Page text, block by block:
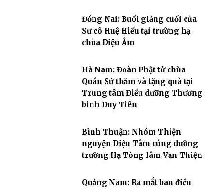
Đồng Nai: Buổi giảng cuối của
Sư cô Huệ Hiếu tại trường hạ
chùa Diệu Âm
Hà Nam: Đoàn Phật tử chùa
Quán Sứ thăm và tặng quà tại
Trung tâm Điều dưỡng Thương
binh Duy Tiên
Bình Thuận: Nhóm Thiện
nguyện Diệu Tâm cúng dường
trường Hạ Tòng lâm Vạn Thiện
Quảng Nam: Ra mắt ban điều